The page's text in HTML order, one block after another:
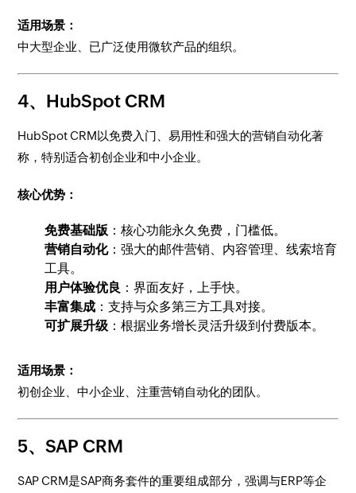
适用场景：
中大型企业、已广泛使用微软产品的组织。
4、HubSpot CRM
HubSpot CRM以免费入门、易用性和强大的营销自动化著
称，特别适合初创企业和中小企业。
核心优势：
免费基础版 ：核心功能永久免费，门槛低。
营销自动化：强大的邮件营销、内容管理、线索培育
工具。
用户体验优良 ：界面友好，上手快。
丰富集成 ：支持与众多第三方工具对接。
可扩展升级 ：根据业务增长灵活升级到付费版本。
适用场景：
初创企业、中小企业、注重营销自动化的团队。
5、SAP CRM
SAP CRM是SAP商务套件的重要组成部分，强调与ERP等企